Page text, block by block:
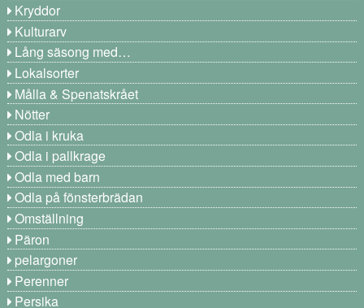
Kryddor
Kulturarv
Lång säsong med…
Lokalsorter
Målla & Spenatskrået
Nötter
Odla i kruka
Odla i pallkrage
Odla med barn
Odla på fönsterbrädan
Omställning
Päron
pelargoner
Perenner
Persika